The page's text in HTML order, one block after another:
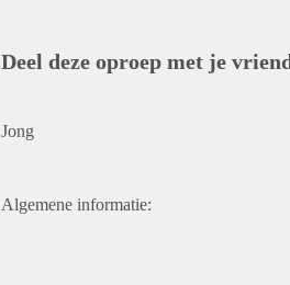
Deel deze oproep met je
Jong
Algemene informatie: